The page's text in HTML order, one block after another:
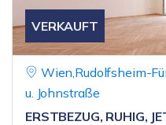
VERKAUFT
Wien,Rudolfsheim-
u. Johnstraße
ERSTBEZUG, RUHIG,